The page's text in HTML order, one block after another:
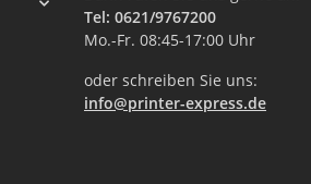
Tel: 0621/9767200
Mo.-Fr. 08:45-17:00 Uhr
oder schreiben Sie uns:
info@printer-express.de